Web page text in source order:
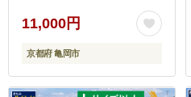
11,000円
京都府 亀岡市